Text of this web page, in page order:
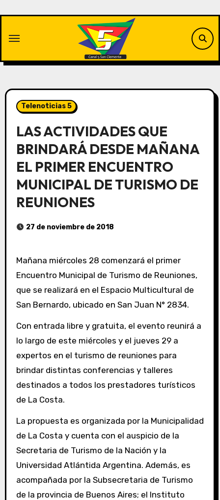
contenido
Telenoticias 5
LAS ACTIVIDADES QUE
BRINDARÁ DESDE MAÑANA
EL PRIMER ENCUENTRO
MUNICIPAL DE TURISMO DE
REUNIONES
27 de noviembre de 2018
Mañana miércoles 28 comenzará el primer
Encuentro Municipal de Turismo de Reuniones,
que se realizará en el Espacio Multicultural de
San Bernardo, ubicado en San Juan N° 2834.
Con entrada libre y gratuita, el evento reunirá a
lo largo de este miércoles y el jueves 29 a
expertos en el turismo de reuniones para
brindar distintas conferencias y talleres
destinados a todos los prestadores turísticos
de La Costa.
La propuesta es organizada por la Municipalidad
de La Costa y cuenta con el auspicio de la
Secretaria de Turismo de la Nación y la
Universidad Atlántida Argentina. Además, es
acompañada por la Subsecretaria de Turismo
de la provincia de Buenos Aires; el Instituto